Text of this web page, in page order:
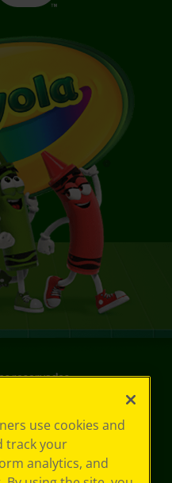
reservados.
use cookies and
track your
analytics, and